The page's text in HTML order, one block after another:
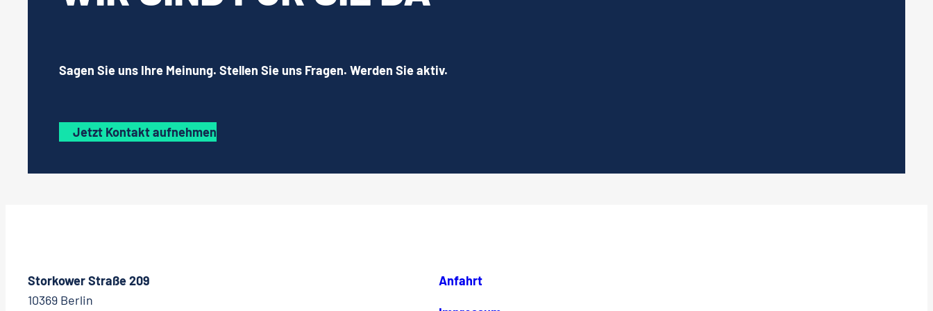
Sagen Sie uns Ihre Meinung. Stellen Sie uns Fragen. Werden Sie aktiv.
Jetzt Kontakt aufnehmen
Storkower Straße 209
10369 Berlin
Anfahrt